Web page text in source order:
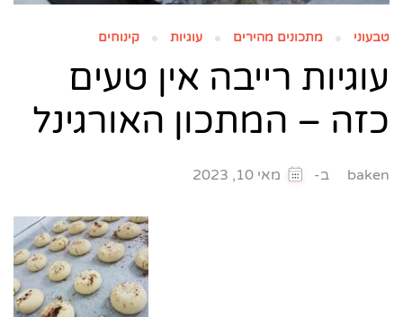
טבעוני מתכונים מהירים עוגיות קינוחים
עוגיות רייבה אין טעים
כזה – המתכון האורגינל
baken ב- מאי 10, 2023